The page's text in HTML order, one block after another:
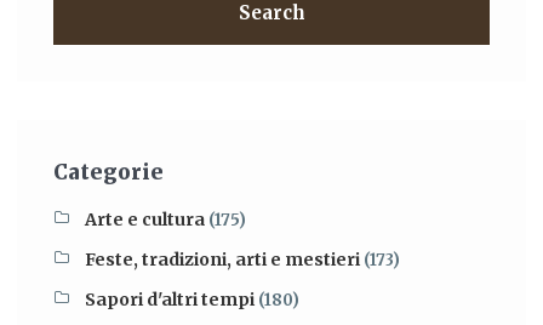
Search
Categorie
Arte e cultura (175)
Feste, tradizioni, arti e mestieri (173)
Sapori d'altri tempi (180)